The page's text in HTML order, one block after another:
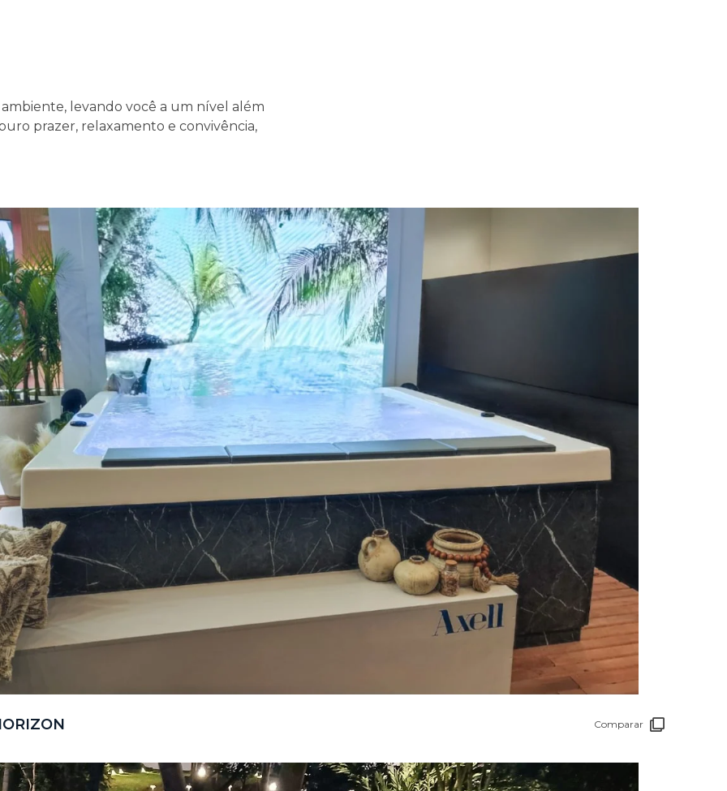
levando você a um nível além
prazer, relaxamento e convivência,
Comparar